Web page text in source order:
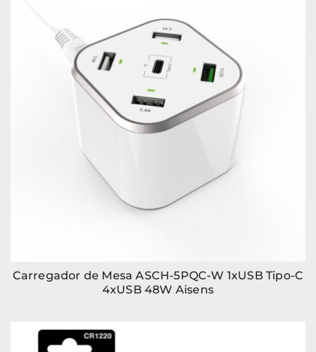
Carregador de Mesa ASCH-5PQC-W 1xUSB Tipo-C
4xUSB 48W Aisens